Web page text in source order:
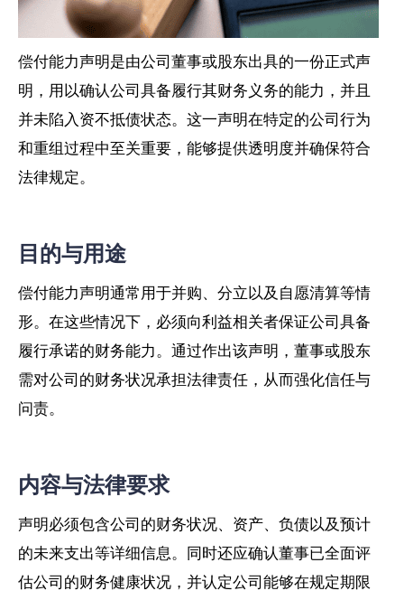
偿付能力声明是由公司董事或股东出具的一份正式声
明，用以确认公司具备履行其财务义务的能力，并且
并未陷入资不抵债状态。这一声明在特定的公司行为
和重组过程中至关重要，能够提供透明度并确保符合
法律规定。
目的与用途
偿付能力声明通常用于并购、分立以及自愿清算等情
形。在这些情况下，必须向利益相关者保证公司具备
履行承诺的财务能力。通过作出该声明，董事或股东
需对公司的财务状况承担法律责任，从而强化信任与
问责。
内容与法律要求
声明必须包含公司的财务状况、资产、负债以及预计
的未来支出等详细信息。同时还应确认董事已全面评
估公司的财务健康状况，并认定公司能够在规定期限